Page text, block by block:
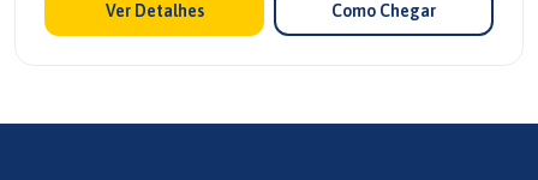
Ver Detalhes Como Chegar